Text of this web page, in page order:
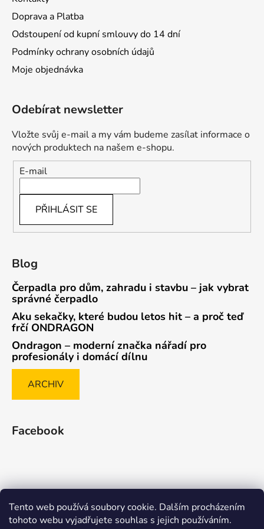
Tento web používá soubory cookie. Dalším procházením
tohoto webu vyjadřujete souhlas s jejich používáním.
Doprava a Platba
Odstoupení od kupní smlouvy do 14 dní
Podmínky ochrany osobních údajů
Moje objednávka
Odebírat newsletter
Vložte svůj e-mail a my vám budeme zasílat informace o
nových produktech na našem e-shopu.
E-mail
PŘIHLÁSIT SE
Blog
Čerpadla pro dům, zahradu i stavbu – jak vybrat
správné čerpadlo
Aku sekačky, které budou letos hit – a proč teď
frčí ONDRAGON
Ondragon – moderní značka nářadí pro
profesionály i domácí dílnu
ARCHIV
Facebook
Způsob ověřování recenzí